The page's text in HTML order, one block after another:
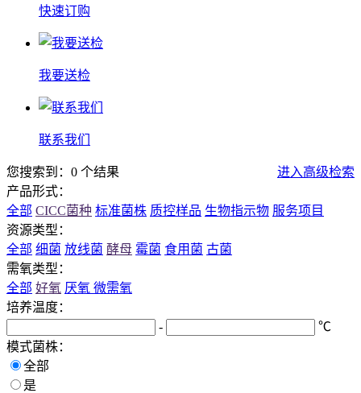
快速订购
我要送检
联系我们
您搜索到：0 个结果
进入高级检索
产品形式：
全部 CICC菌种 标准菌株 质控样品 生物指示物 服务项目
资源类型：
全部 细菌 放线菌 酵母 霉菌 食用菌 古菌
需氧类型：
全部 好氧 厌氧 微需氧
培养温度：
-
℃
模式菌株：
全部
是